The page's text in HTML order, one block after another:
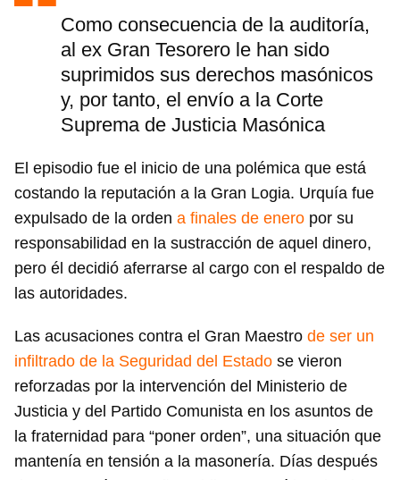
Como consecuencia de la auditoría,
al ex Gran Tesorero le han sido
suprimidos sus derechos masónicos
y, por tanto, el envío a la Corte
Suprema de Justicia Masónica
El episodio fue el inicio de una polémica que está
costando la reputación a la Gran Logia. Urquía fue
expulsado de la orden a finales de enero por su
responsabilidad en la sustracción de aquel dinero,
pero él decidió aferrarse al cargo con el respaldo de
las autoridades.
Las acusaciones contra el Gran Maestro de ser un
infiltrado de la Seguridad del Estado se vieron
reforzadas por la intervención del Ministerio de
Justicia y del Partido Comunista en los asuntos de
la fraternidad para “poner orden”, una situación que
mantenía en tensión a la masonería. Días después